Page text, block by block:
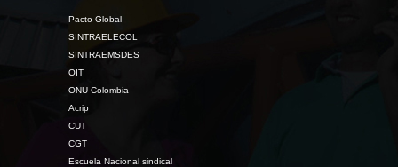
Pacto Global
SINTRAELECOL
SINTRAEMSDES
OIT
ONU Colombia
Acrip
CUT
CGT
Escuela Nacional sindical